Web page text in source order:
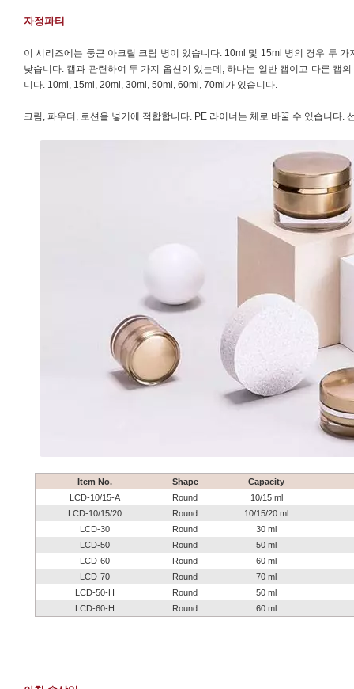
자정파티
이 시리즈에는 둥근 아크릴 크림 병이 있습니다. 10ml 및 15ml 병의 경우 두
낮습니다. 캡과 관련하여 두 가지 옵션이 있는데, 하나는 일반 캡이고 다른 캡
니다. 10ml, 15ml, 20ml, 30ml, 50ml, 60ml, 70ml가 있습니다.
크림, 파우더, 로션을 넣기에 적합합니다. PE 라이너는 체로 바꿀 수 있습니다.
Item No. Shape
Capacity
LCD-10/15-A
Round
10/15 ml
LCD-10/15/20
Round
10/15/20 ml
LCD-30
Round
30 ml
LCD-50
Round
50 ml
LCD-60
Round
60 ml
LCD-70
Round
70 ml
LCD-50-H
Round
50 ml
LCD-60-H
Round 60 ml